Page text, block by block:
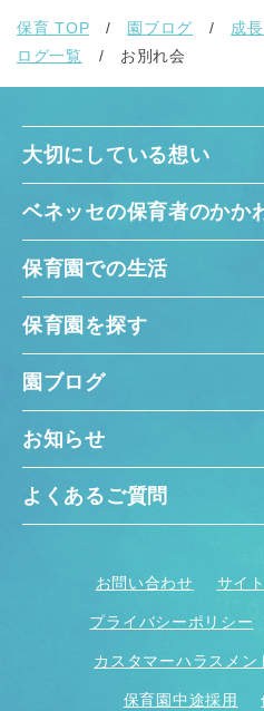
保育 TOP 園ブログ
成
ログ一覧
お別れ会
大切にしている想い
ベネッセの保育者のかか
保育園での生活
保育園を探す
園ブログ
お知らせ
よくあるご質問
お問い合わせ サイ
プライバシーポリシー
カスタマーハラスメン
保育園中途採用